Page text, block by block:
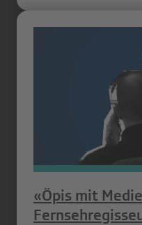
«Öpis mit